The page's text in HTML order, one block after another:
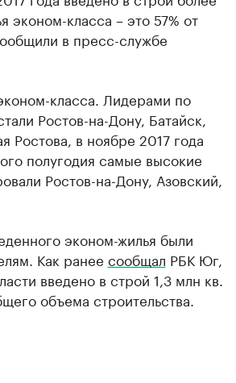
эконом-класса – это 57% от
в пресс-службе
класса. Лидерами по
Ростов-на-Дону, Батайск,
Ростова, в ноябре 2017 года
полугодия самые высокие
Ростов-на-Дону, Азовский,
эконом-жилья были
Как ранее сообщал РБК Юг,
введено в строй 1,3 млн кв.
объема строительства.